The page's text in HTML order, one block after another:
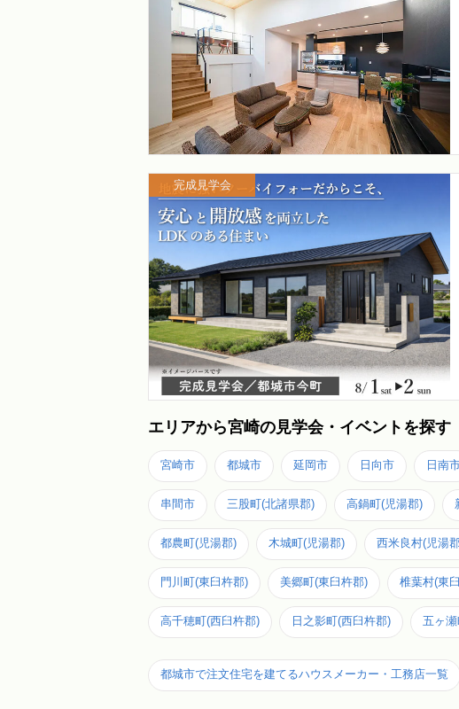
完成見学会
エリアから宮崎の見学会・イベントを探す
宮崎市 都城市 延岡市 日向市 日南
串間市 三股町(北諸県郡) 高鍋町(児湯郡)
都農町(児湯郡) 木城町(児湯郡) 西米良村(児湯
門川町(東臼杵郡) 美郷町(東臼杵郡) 椎葉村(東
高千穂町(西臼杵郡) 日之影町(西臼杵郡) 五ヶ
都城市で注文住宅を建てるハウスメーカー・工務店一覧